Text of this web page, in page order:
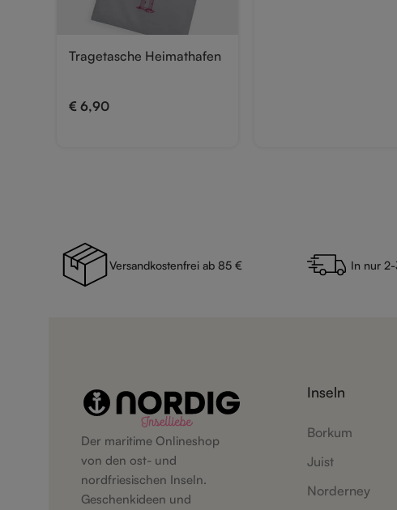
Tragetasche Heimathafen
€ 6,90
Versandkostenfrei ab 85 € In nur
Der maritime Onlineshop
von den ost- und
nordfriesischen Inseln.
Geschenkideen und
Inseln
Borkum
Juist
Norderney